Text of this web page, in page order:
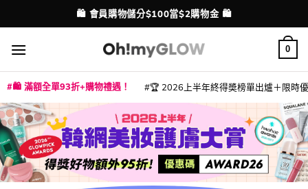
to
content
配送港澳
💳 支援消費券、FPS、八達通、PAYME、信用卡付款
0
🛍️ 滿額全單93折+購物禮遇！ 🏆 2026上半年終得奬榜單出爐＋限時